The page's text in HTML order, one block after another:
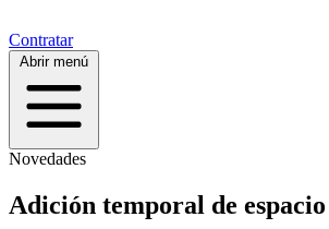
Contratar
Abrir menú
Novedades
Adición temporal de espacio